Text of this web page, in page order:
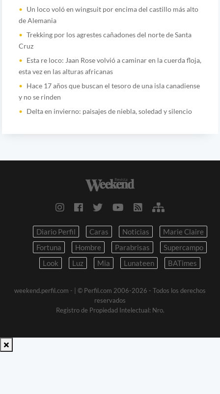
Un loco voló en wingsuit por encima del castillo más alto
de Alemania
Trekking por los agrestes cañadones del norte de Santa
Cruz
Esta re loco: Jaan Rose volvió a caminar en la cuerda floja,
esta vez en las alturas africanas
Hace 17 años que buscan el tesoro de una isla canadiense
y no se rinden
Delta en invierno: paisajes de niebla, soledad y silencio
Diario Perfil Caras Noticias
Marie Claire
Fortuna
Hombre Parabrisas
Supercampo
Look
Luz Mia Lunateen BATimes
weekend.perfil.com -
| © Perfil.com 2006-2026 - Todos los derechos
reservados
Registro de Propiedad Intelectual: Nro.